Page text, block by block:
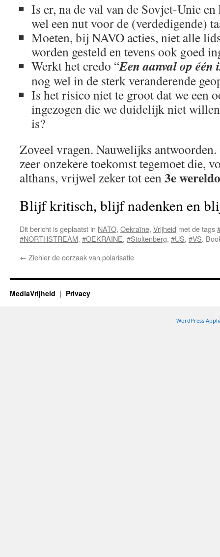
Is er, na de val van de Sovjet-Unie
wel een nut voor de (verdedigende)
Moeten, bij NAVO acties, niet alle
worden gesteld en tevens ook goed
Werkt het credo “Een aanval op één
nog wel in de sterk veranderende
Is het risico niet te groot dat we een
ingezogen die we duidelijk niet
is?
Zoveel vragen. Nauwelijks antwoorden.
zeer onzekere toekomst tegemoet die,
althans, vrijwel zeker tot een3e
Blijf kritisch, blijf nadenken en
Dit bericht is geplaatst in NATO, Oekraïne, Vrijheid met de tags
#NORTHSTREAM, #OEKRAINE, #Stoltenberg, #US, #VS.
← Ziehier de oorzaak van polarisatie
MediaVrijheid Privacy
WordPress